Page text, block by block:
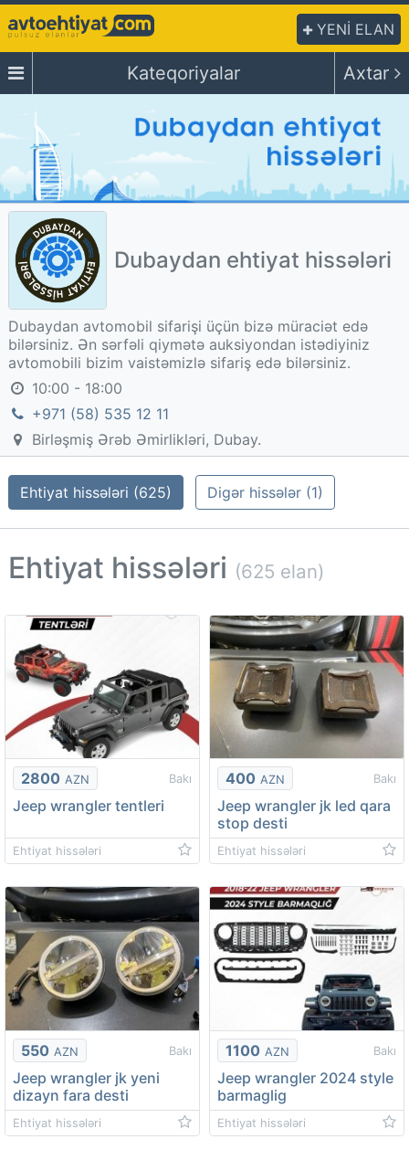
YENİ ELAN
Kateqoriyalar Axtar
Dubaydan ehtiyat hissələri
Dubaydan avtomobil sifarişi üçün bizə müraciət edə
bilərsiniz. Ən sərfəli qiymətə auksiyondan istədiyiniz
avtomobili bizim vaistəmizlə sifariş edə bilərsiniz.
10:00 - 18:00
+971 (58) 535 12 11
Birləşmiş Ərəb Əmirlikləri, Dubay.
Ehtiyat hissələri (625) Digər hissələr (1)
Ehtiyat hissələri (625 elan)
2800 AZN Bakı
Jeep wrangler tentleri
Ehtiyat hissələri
400 AZN Bakı
Jeep wrangler jk led qara
stop desti
Ehtiyat hissələri
550 AZN Bakı
Jeep wrangler jk yeni
dizayn fara desti
Ehtiyat hissələri
1100 AZN Bakı
Jeep wrangler 2024 style
barmaglig
Ehtiyat hissələri